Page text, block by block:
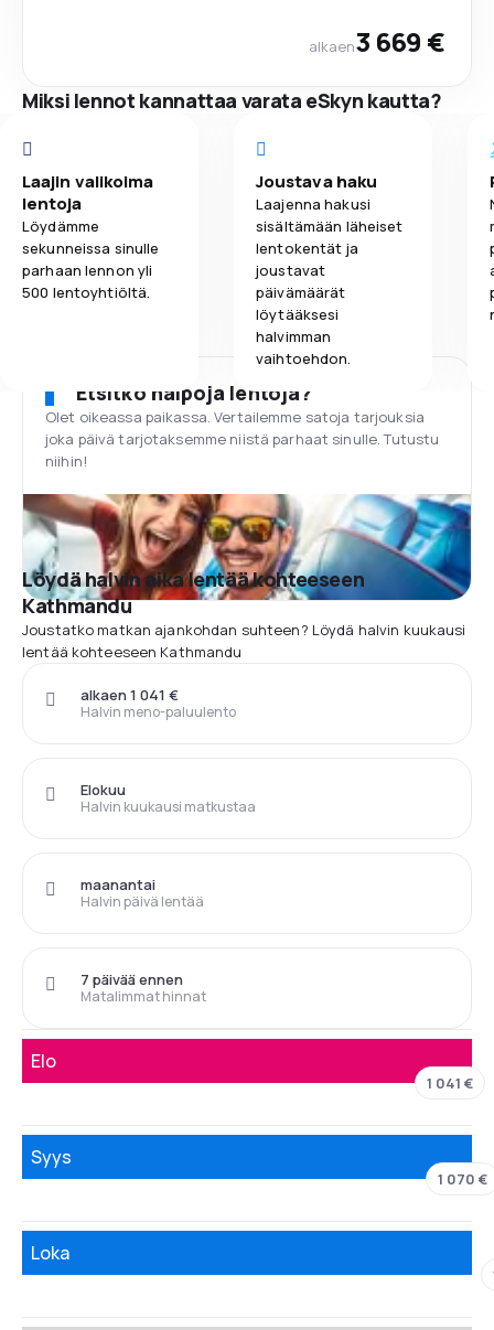
alkaen3 669 €
Miksi lennot kannattaa varata eSkyn kautta?
Laajin valikoima
lentoja
Löydämme
sekunneissa sinulle
parhaan lennon yli
500 lentoyhtiöltä.
Joustava haku
Laajenna hakusi
sisältämään läheiset
lentokentät ja
joustavat
päivämäärät
löytääksesi
halvimman
vaihtoehdon.
Etsitkö halpoja lentoja?
Olet oikeassa paikassa. Vertailemme satoja tarjouksia
joka päivä tarjotaksemme niistä parhaat sinulle. Tutustu
niihin!
Löydä halvin aika lentää kohteeseen
Kathmandu
Joustatko matkan ajankohdan suhteen? Löydä halvin kuukausi
lentää kohteeseen Kathmandu
Halvin meno-paluulento
alkaen 1 041 €
Halvin kuukausi matkustaa
Elokuu
Halvin päivä lentää
maanantai
Matalimmat hinnat
7 päivää ennen
Elo
1 041 €
Syys
1 070 €
Loka